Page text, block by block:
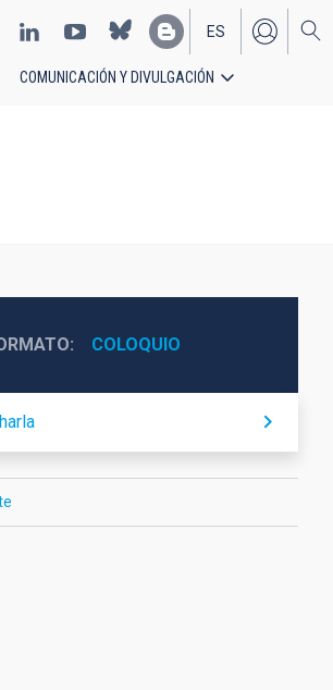
EN
ES
COMUNICACIÓN Y DIVULGACIÓN
COLOQUIO